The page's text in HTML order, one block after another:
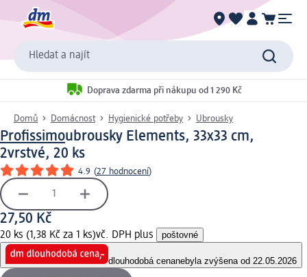
Hledat a najít
Doprava zdarma při nákupu od 1 290 Kč
Domů Domácnost Hygienické potřeby Ubrousky
Profissimoubrousky Elements, 33x33 cm,
2vrstvé, 20 ks
4.9 (27 hodnocení)
27,50 Kč
20 ks (1,38 Kč za 1 ks)vč. DPH plus poštovné
dlouhodobá cenanebyla zvýšena od 22.05.2026